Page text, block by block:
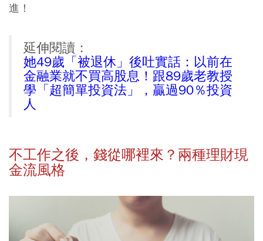
進！
延伸閱讀：
她49歲「被退休」後吐實話：以前在
金融業就不買高股息！跟89歲老教授
學「超簡單投資法」，贏過90％投資
人
不工作之後，錢從哪裡來？兩種理財現
金流風格